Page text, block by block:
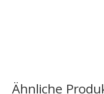
Ähnliche